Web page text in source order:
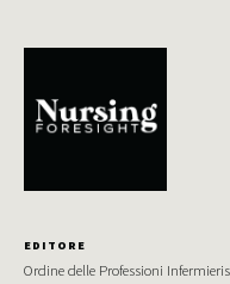
EDITORE
Ordine delle Professioni